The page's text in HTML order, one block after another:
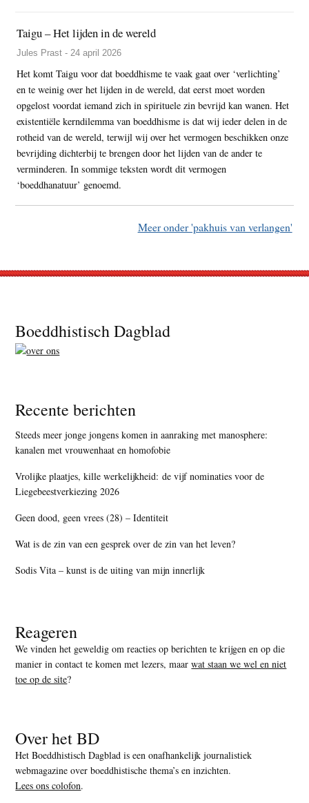
Taigu – Het lijden in de wereld
Jules Prast - 24 april 2026
Het komt Taigu voor dat boeddhisme te vaak gaat over ‘verlichting’
en te weinig over het lijden in de wereld, dat eerst moet worden
opgelost voordat iemand zich in spirituele zin bevrijd kan wanen. Het
existentiële kerndilemma van boeddhisme is dat wij ieder delen in de
rotheid van de wereld, terwijl wij over het vermogen beschikken onze
bevrijding dichterbij te brengen door het lijden van de ander te
verminderen. In sommige teksten wordt dit vermogen
‘boeddhanatuur’ genoemd.
Meer onder 'pakhuis van verlangen'
Footer
Boeddhistisch Dagblad
Recente berichten
Steeds meer jonge jongens komen in aanraking met manosphere:
kanalen met vrouwenhaat en homofobie
Vrolijke plaatjes, kille werkelijkheid: de vijf nominaties voor de
Liegebeestverkiezing 2026
Geen dood, geen vrees (28) – Identiteit
Wat is de zin van een gesprek over de zin van het leven?
Sodis Vita – kunst is de uiting van mijn innerlijk
Reageren
We vinden het geweldig om reacties op berichten te krijgen en op die
manier in contact te komen met lezers, maarwat staan we wel en niet
toe op de site?
Over het BD
Het Boeddhistisch Dagblad is een onafhankelijk journalistiek
webmagazine over boeddhistische thema’s en inzichten.
Lees ons colofon.